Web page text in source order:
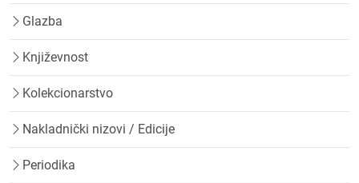
Glazba
Književnost
Kolekcionarstvo
Nakladnički nizovi / Edicije
Periodika